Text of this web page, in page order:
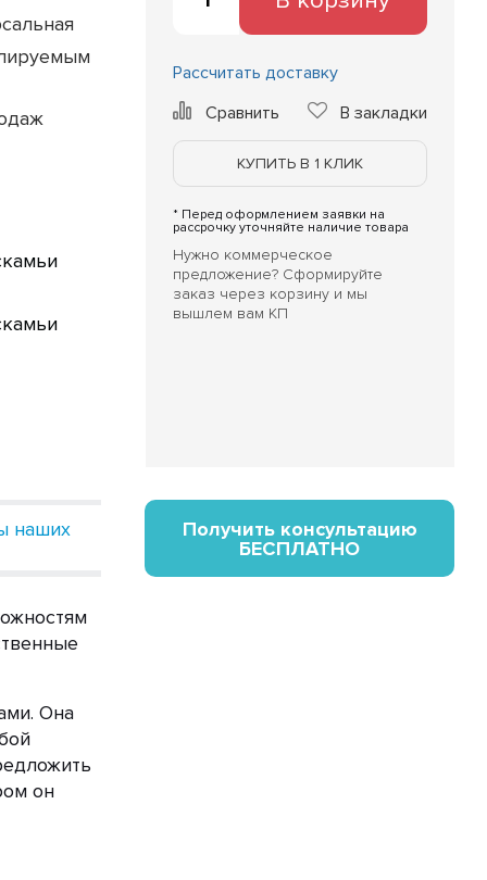
Рассчитать доставку
Сравнить
В закладки
КУПИТЬ В 1 КЛИК
* Перед оформлением заявки на
рассрочку уточняйте наличие товара
Нужно коммерческое
предложение? Сформируйте
заказ через корзину и мы
вышлем вам КП
наших
Она
он
Получить консультацию
БЕСПЛАТНО